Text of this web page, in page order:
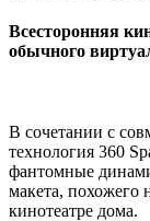
Всесторонняя
обычного
В сочетании с
технология 360
фантомные
макета, похожего
кинотеатре дома.